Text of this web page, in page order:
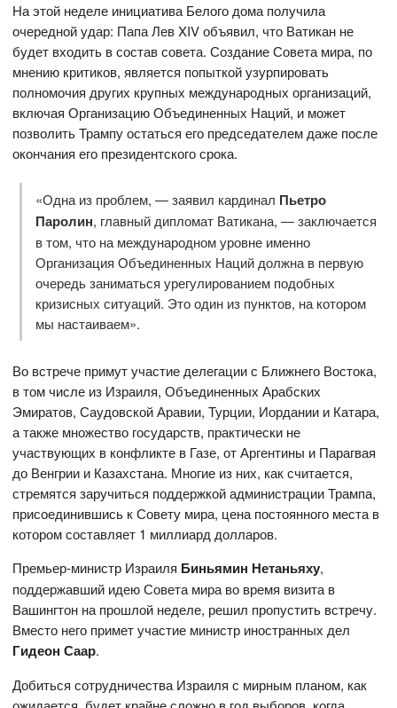
На этой неделе инициатива Белого дома получила
очередной удар: Папа Лев XIV объявил, что Ватикан не
будет входить в состав совета. Создание Совета мира, по
мнению критиков, является попыткой узурпировать
полномочия других крупных международных организаций,
включая Организацию Объединенных Наций, и может
позволить Трампу остаться его председателем даже после
окончания его президентского срока.
«Одна из проблем, — заявил кардинал Пьетро
Паролин, главный дипломат Ватикана, — заключается
в том, что на международном уровне именно
Организация Объединенных Наций должна в первую
очередь заниматься урегулированием подобных
кризисных ситуаций. Это один из пунктов, на котором
мы настаиваем».
Во встрече примут участие делегации с Ближнего Востока,
в том числе из Израиля, Объединенных Арабских
Эмиратов, Саудовской Аравии, Турции, Иордании и Катара,
а также множество государств, практически не
участвующих в конфликте в Газе, от Аргентины и Парагвая
до Венгрии и Казахстана. Многие из них, как считается,
стремятся заручиться поддержкой администрации Трампа,
присоединившись к Совету мира, цена постоянного места в
котором составляет 1 миллиард долларов.
Премьер-министр Израиля Биньямин Нетаньяху,
поддержавший идею Совета мира во время визита в
Вашингтон на прошлой неделе, решил пропустить встречу.
Вместо него примет участие министр иностранных дел
Гидеон Саар.
Добиться сотрудничества Израиля с мирным планом, как